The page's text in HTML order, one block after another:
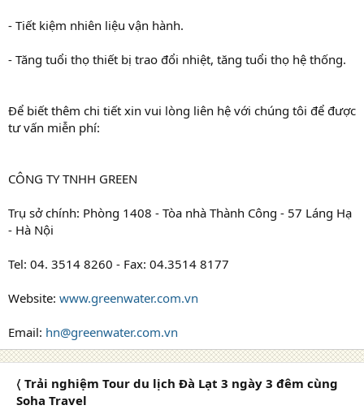
- Tiết kiệm nhiên liệu vận hành.
- Tăng tuổi thọ thiết bị trao đổi nhiệt, tăng tuổi thọ hệ thống.
Để biết thêm chi tiết xin vui lòng liên hệ với chúng tôi để được
tư vấn miễn phí:
CÔNG TY TNHH GREEN
Trụ sở chính: Phòng 1408 - Tòa nhà Thành Công - 57 Láng Hạ
- Hà Nội
Tel: 04. 3514 8260 - Fax: 04.3514 8177
Website: www.greenwater.com.vn
Email: hn@greenwater.com.vn
〈 Trải nghiệm Tour du lịch Đà Lạt 3 ngày 3 đêm cùng
Soha Travel